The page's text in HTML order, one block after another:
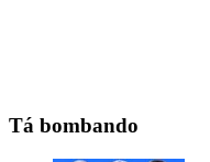
Tá bombando